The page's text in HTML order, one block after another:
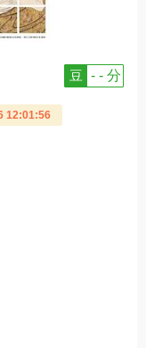
豆 - - 分
12:01:56